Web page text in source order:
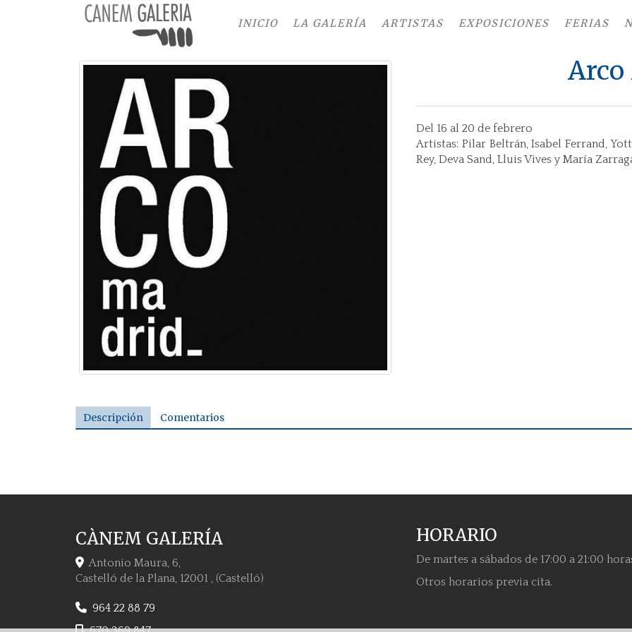
INICIO LA GALERÍA ARTISTAS EXPOSICIONES FERIAS
Del 16 al 20 de febrero
Artistas: Pilar Beltrán, Isabel Ferrand,
Rey, Deva Sand, Lluis Vives y María
Descripción Comentarios
CÀNEM GALERÍA
Antonio Maura, 6,
Castelló de la Plana, 12001 , (Castelló)
964 22 88 79
HORARIO
De martes a sábados de 17:00 a 21:00
Otros horarios previa cita.